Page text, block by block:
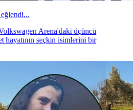
Arena'daki üçüncü
hayatının seçkin isimlerini bir